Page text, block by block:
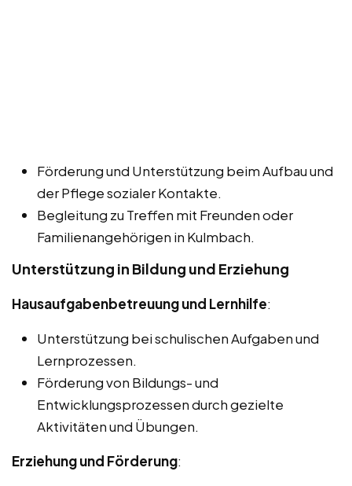
Förderung und Unterstützung beim Aufbau und
der Pflege sozialer Kontakte.
Begleitung zu Treffen mit Freunden oder
Familienangehörigen in Kulmbach.
Unterstützung in Bildung und Erziehung
Hausaufgabenbetreuung und Lernhilfe:
Unterstützung bei schulischen Aufgaben und
Lernprozessen.
Förderung von Bildungs- und
Entwicklungsprozessen durch gezielte
Aktivitäten und Übungen.
Erziehung und Förderung: